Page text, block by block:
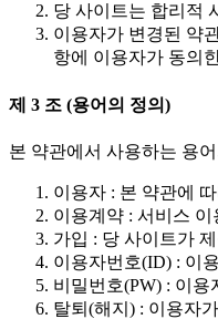
당 사이트는 합리적
이용자가 변경된 약
항에 이용자가 동의
제 3 조 (용어의 정의)
본 약관에서 사용하는 용
이용자 : 본 약관에
이용계약 : 서비스
가입 : 당 사이트가
이용자번호(ID) : 이
비밀번호(PW) : 이
탈퇴(해지) : 이용자